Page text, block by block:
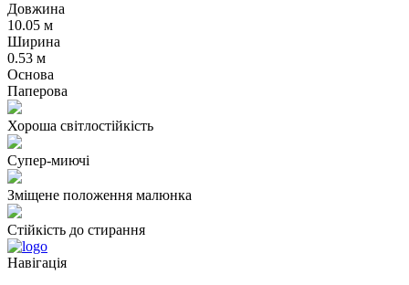
Довжина
10.05 м
Ширина
0.53 м
Основа
Паперова
Хороша світлостійкість
Супер-миючі
Зміщене положення малюнка
Стійкість до стирання
Навігація